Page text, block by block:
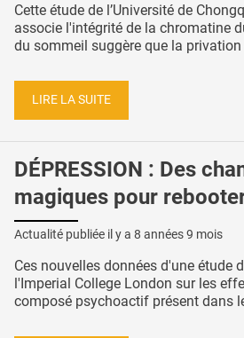
Cette étude de l’Université de
associe l'intégrité de la chromatine
du sommeil suggère que la privation
LIRE LA SUITE
DÉPRESSION : Des
magiques pour
Actualité publiée il y a 8 années 9 mois
Ces nouvelles données d'une étude
l'Imperial College London sur les
composé psychoactif présent dans